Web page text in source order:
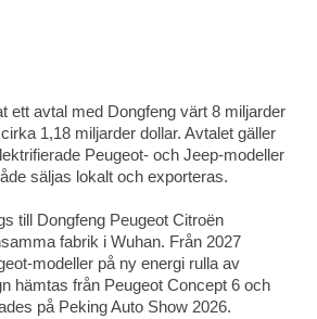
ett avtal med Dongfeng värt 8 miljarder
1,18 miljarder dollar. Avtalet gäller
Peugeot- och Jeep-modeller
säljas lokalt och exporteras.
till Dongfeng Peugeot Citroën
fabrik i Wuhan. Från 2027
modeller på ny energi rulla av
hämtas från Peugeot Concept 6 och
på Peking Auto Show 2026.